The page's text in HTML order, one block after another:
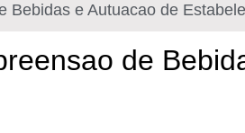
Sustentabilidade
Hidrogênio Verde
Emprego
Eventos
Bebidas e Autuacao de
de